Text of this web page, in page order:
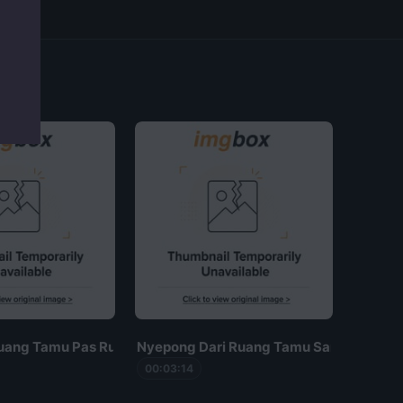
Tamu Pas Rumah SepiNyepong Dari Ruang Tamu Sampe Ke
00:03:14